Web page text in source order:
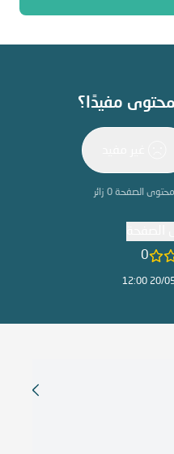
مفيدًا؟
محتوى الصفحة0 زائر
0